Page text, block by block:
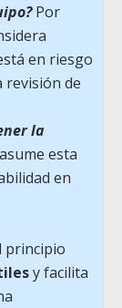
Por
en riesgo
revisión de
la
esta
en
principio
y facilita